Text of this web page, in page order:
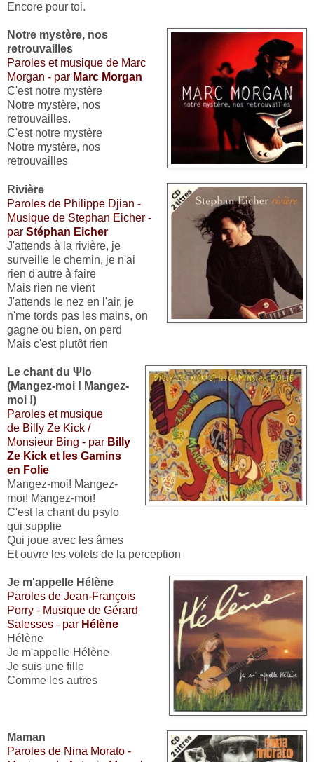
Encore pour toi.
Notre mystère, nos
retrouvailles
Paroles et musique de Marc
Morgan - par Marc Morgan
C'est notre mystère
Notre mystère, nos
retrouvailles.
C'est notre mystère
Notre mystère, nos
retrouvailles
Rivière
Paroles de Philippe Djian -
Musique de Stephan Eicher -
par Stéphan Eicher
J'attends à la rivière, je
surveille le chemin, je n'ai
rien d'autre à faire
Mais rien ne vient
J'attends le nez en l'air, je
n'me tords pas les mains, on
gagne ou bien, on perd
Mais c'est plutôt rien
Le chant du Ψlo
(Mangez-moi ! Mangez-
moi !)
Paroles et musique
de Billy Ze Kick /
Monsieur Bing - par Billy
Ze Kick et les Gamins
en Folie
Mangez-moi! Mangez-
moi! Mangez-moi!
C'est la chant du psylo
qui supplie
Qui joue avec les âmes
Et ouvre les volets de la perception
Je m'appelle Hélène
Paroles de Jean-François
Porry - Musique de Gérard
Salesses - par Hélène
Hélène
Je m'appelle Hélène
Je suis une fille
Comme les autres
Maman
Paroles de Nina Morato -